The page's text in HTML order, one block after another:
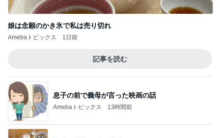
娘は念願のかき氷で私は売り切れ
Amebaトピックス 1日前
記事を読む
息子の前で義母が言った映画の話
Amebaトピックス 13時間前